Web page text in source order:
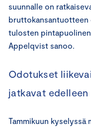
suunnalle on
bruttokansantuotteen
tulosten pintapuolinen
Appelqvist sanoo.
Odotukset
jatkavat
Tammikuun